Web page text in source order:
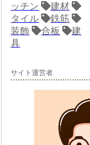
ッチン
建材
タイル
鉄筋
装飾
合板
建
具
サイト運営者